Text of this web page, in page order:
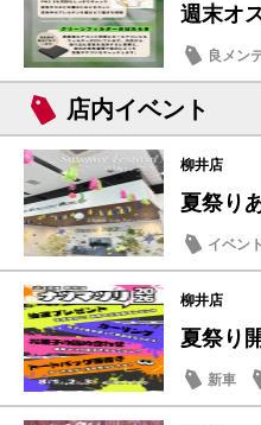
週末オ
良メン
店内イベント
柳井店
夏祭り
イベン
柳井店
夏祭り
新車